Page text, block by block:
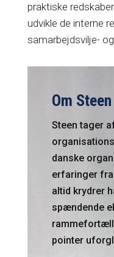
praktiske
udvikle de interne
samarbejdsvilje-
Om
Steen tager
danske
erfaringer
altid krydrer
spændende
pointer